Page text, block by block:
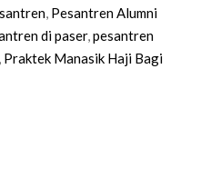
, Pesantren Alumni
di paser,pesantren
, Praktek Manasik Haji Bagi